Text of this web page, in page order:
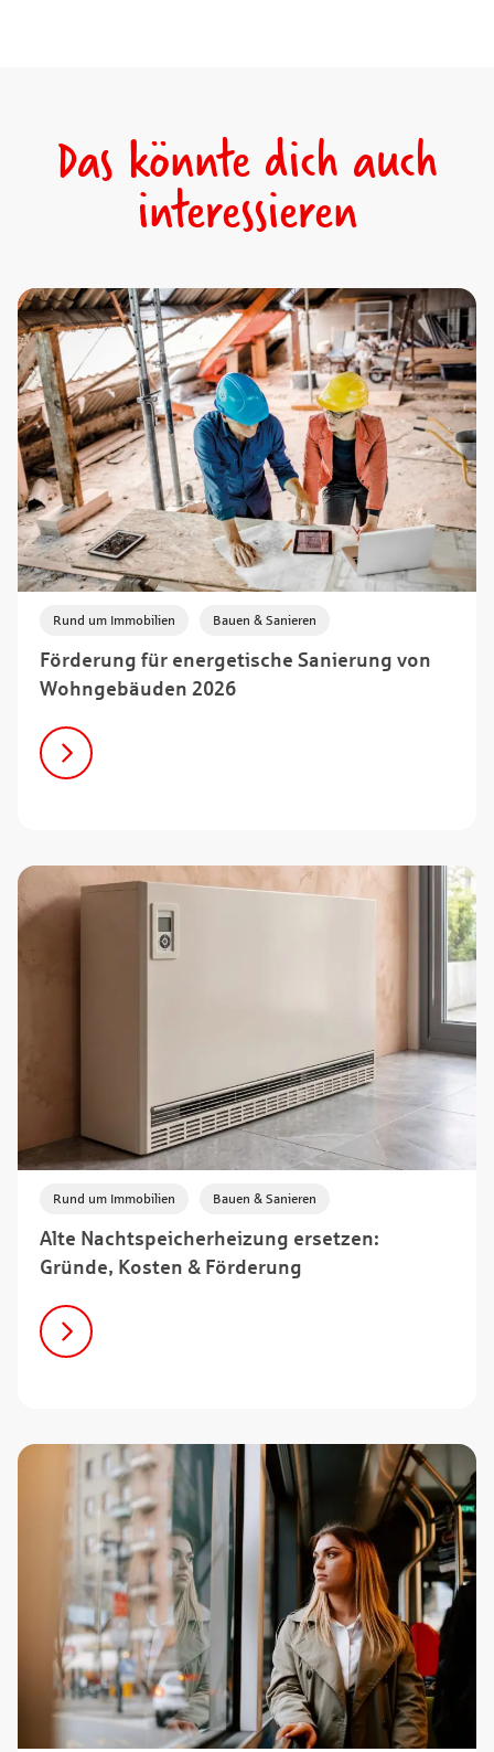
Das könnte dich auch
interessieren
Förderung für energetische Sanierung von
Wohngebäuden 2026
Rund um Immobilien Bauen & Sanieren
Alte Nachtspeicherheizung ersetzen:
Gründe, Kosten & Förderung
Rund um Immobilien Bauen & Sanieren